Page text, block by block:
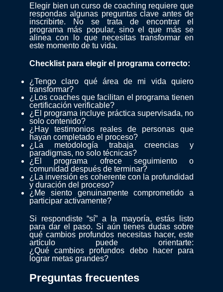
Elegir bien un curso de coaching requiere que
respondas algunas preguntas clave antes de
inscribirte. No se trata de encontrar el
programa más popular, sino el que más se
alinea con lo que necesitas transformar en
este momento de tu vida.
Checklist para elegir el programa correcto:
¿Tengo claro qué área de mi vida quiero
transformar?
¿Los coaches que facilitan el programa tienen
certificación verificable?
¿El programa incluye práctica supervisada, no
solo contenido?
¿Hay testimonios reales de personas que
hayan completado el proceso?
¿La metodología trabaja creencias y
paradigmas, no solo técnicas?
¿El programa ofrece seguimiento o
comunidad después de terminar?
¿La inversión es coherente con la profundidad
y duración del proceso?
¿Me siento genuinamente comprometido a
participar activamente?
Si respondiste “sí” a la mayoría, estás listo
para dar el paso. Si aún tienes dudas sobre
qué cambios profundos necesitas hacer, este
artículo puede orientarte:
¿Qué cambios profundos debo hacer para
lograr metas grandes?
Preguntas frecuentes